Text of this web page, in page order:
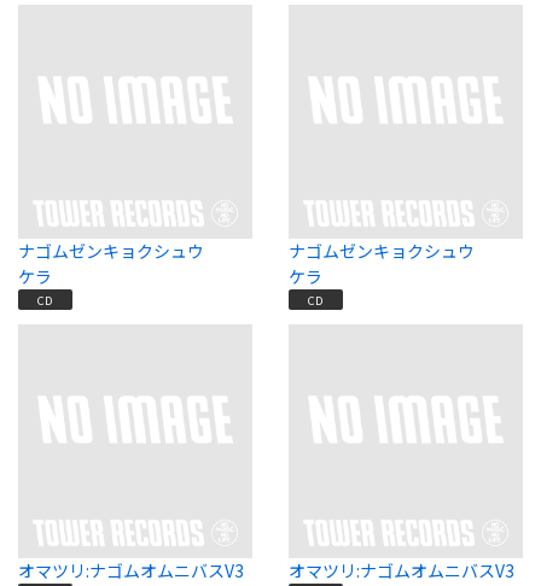
ナゴムゼンキョクシュウ
ケラ
CD
ナゴムゼンキョクシュウ
ケラ
CD
オマツリ:ナゴムオムニバスV3 オマツリ:ナゴムオムニバスV3